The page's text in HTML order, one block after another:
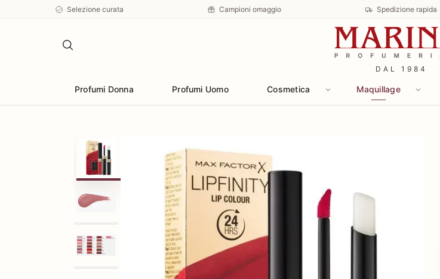
Selezione curata Campioni omaggio Spedizione rapida
DAL 1984
Profumi Donna Profumi Uomo Cosmetica Maquillage